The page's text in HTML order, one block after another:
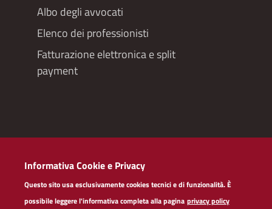
Albo degli avvocati
Elenco dei professionisti
Fatturazione elettronica e split
payment
Redazioneweb
Dichiarazione di accessibilità
Privacy policy servizi web
Informativa Cookie e Privacy
Questo sito usa esclusivamente cookies tecnici e di funzionalità. È
possibile leggere l'informativa completa alla pagina privacy policy